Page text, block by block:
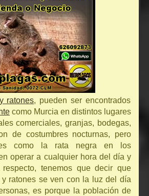
ratones, pueden ser encontrados
como Murcia en distintos lugares
comerciales, granjas, bodegas,
de costumbres nocturnas, pero
como la rata negra en los
operar a cualquier hora del día y
tenemos que decir que
ratones se ven con la luz del día
es porque la población de